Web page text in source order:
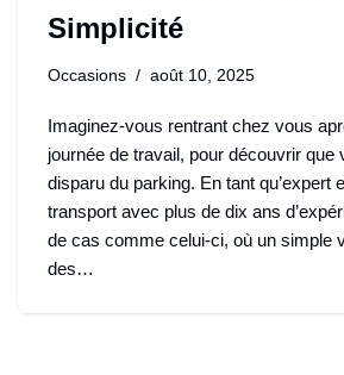
Simplicité
Occasions août 10, 2025
Imaginez-vous rentrant chez vous
journée de travail, pour découvrir que
disparu du parking. En tant qu’expert
transport avec plus de dix ans
de cas comme celui-ci, où un simple
des…